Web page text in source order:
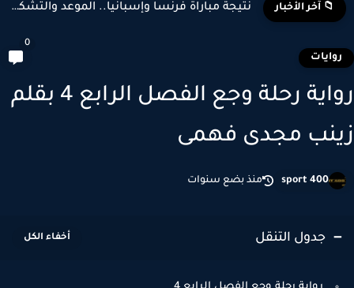
📁 آخر الأخبار تشكيل منتخب إسبانيا وبلجيكا المتوقع في كأس العالم 2026
رواية رحلة وجع الفصل الرابع 4 بقلم
مجدى فهمى
sport 400 منذ بضع سنوات
جدول التنقل